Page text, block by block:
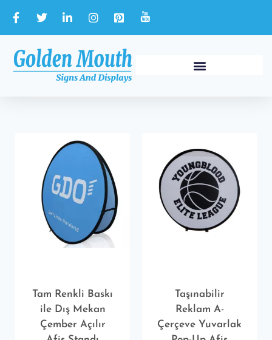
Tam Renkli Baskı
ile Dış Mekan
Çember Açılır
Taşınabilir
Reklam A-
Çerçeve Yuvarlak